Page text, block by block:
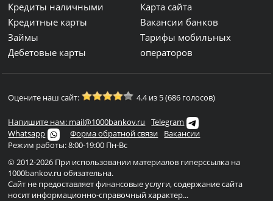
Кредиты наличными
Кредитные карты
Займы
Дебетовые карты
Карта сайта
Вакансии банков
Тарифы мобильных
операторов
Оцените наш сайт: 4.4 из 5 (686 голосов)
Напишите нам: mail@1000bankov.ru
Telegram
Whatsapp
Форма обратной связи
Вакансии
Режим работы: 8:00-19:00 Пн-Вс
© 2012-2026 При использовании материалов гиперссылка на
1000bankov.ru обязательна.
Сайт не предоставляет финансовые услуги, содержание сайта
носит информационно-справочный характер...